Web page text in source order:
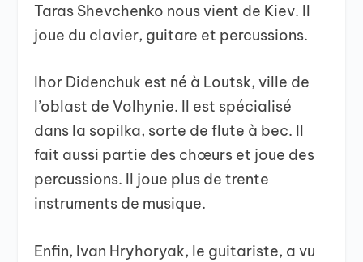
Taras Shevchenko nous vient de Kiev. Il
joue du clavier, guitare et percussions.
Ihor Didenchuk est né à Loutsk, ville de
l’oblast de Volhynie. Il est spécialisé
dans la sopilka, sorte de flute à bec. Il
fait aussi partie des chœurs et joue des
percussions. Il joue plus de trente
instruments de musique.
Enfin, Ivan Hryhoryak, le guitariste, a vu